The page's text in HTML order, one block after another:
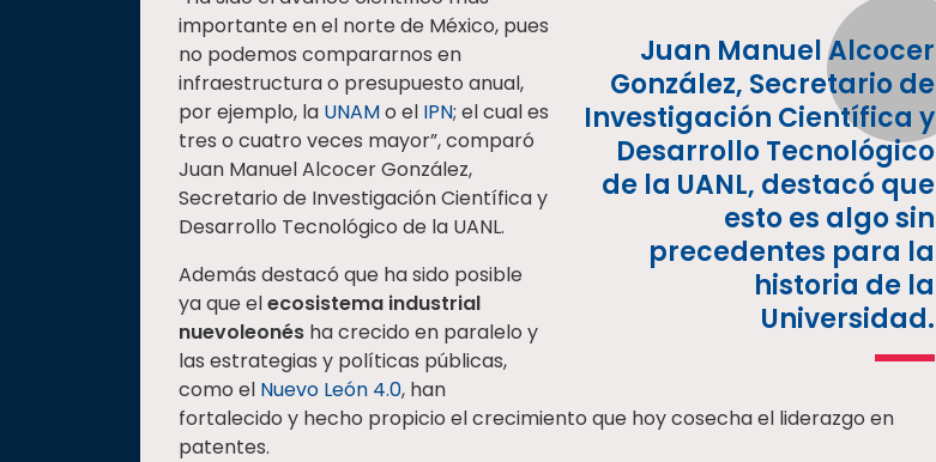
Juan Manuel Alcocer
González, Secretario de
Investigación Científica y
Desarrollo Tecnológico
de la UANL, destacó que
esto es algo sin
precedentes para la
historia de la
Universidad.
importante en el norte de México, pues
no podemos compararnos en
infraestructura o presupuesto anual,
por ejemplo, la UNAMo el IPN; el cual es
tres o cuatro veces mayor”, comparó
Juan Manuel Alcocer González,
Secretario de Investigación Científica y
Desarrollo Tecnológico de la UANL.
Además destacó que ha sido posible
ya que elecosistema industrial
nuevoleonés ha crecido en paralelo y
las estrategias y políticas públicas,
como el Nuevo León 4.0, han
fortalecido y hecho propicio el crecimiento que hoy cosecha el liderazgo en
patentes.